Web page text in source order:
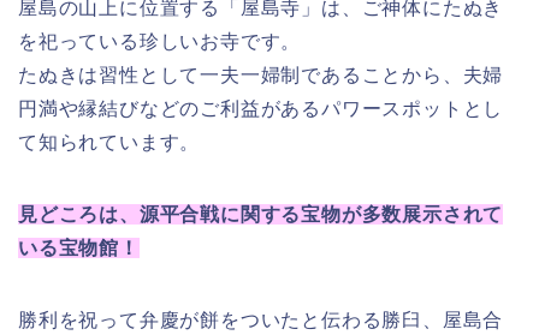
屋島の山上に位置する「屋島寺」は、ご神体にたぬき
を祀っている珍しいお寺です。
たぬきは習性として一夫一婦制であることから、夫婦
円満や縁結びなどのご利益があるパワースポットとし
て知られています。
見どころは、源平合戦に関する宝物が多数展示されて
いる宝物館！
勝利を祝って弁慶が餅をついたと伝わる勝臼、屋島合